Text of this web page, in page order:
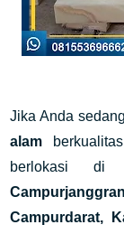
Jika Anda
alam
berlokasi
Campurdarat,